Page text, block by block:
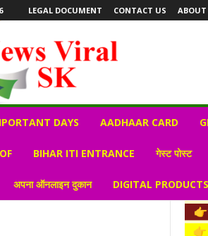
LEGAL DOCUMENT CONTACT US ABOUT
DAYS AADHAAR CARD
BIHAR ITI ENTRANCE गेस्ट पोस्ट
अपना ऑनलाइन दुकान DIGITAL